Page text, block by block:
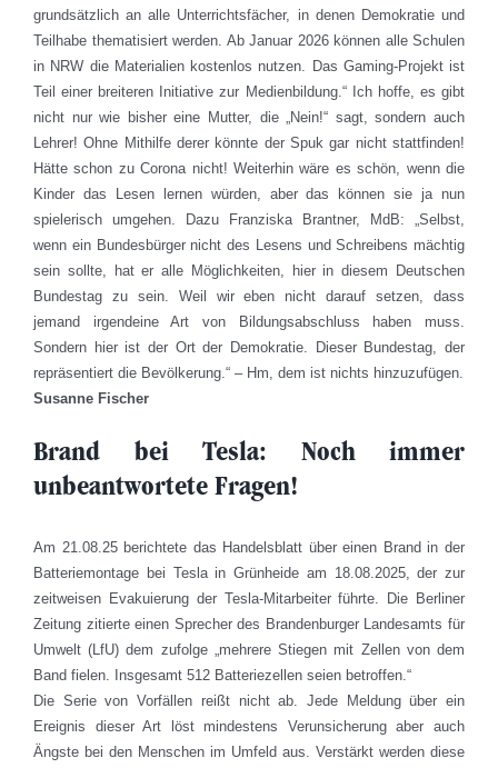
grundsätzlich an alle Unterrichtsfächer, in denen Demokratie und
Teilhabe thematisiert werden. Ab Januar 2026 können alle Schulen
in NRW die Materialien kostenlos nutzen. Das Gaming-Projekt ist
Teil einer breiteren Initiative zur Medienbildung.“ Ich hoffe, es gibt
nicht nur wie bisher eine Mutter, die „Nein!“ sagt, sondern auch
Lehrer! Ohne Mithilfe derer könnte der Spuk gar nicht stattfinden!
Hätte schon zu Corona nicht! Weiterhin wäre es schön, wenn die
Kinder das Lesen lernen würden, aber das können sie ja nun
spielerisch umgehen. Dazu Franziska Brantner, MdB: „Selbst,
wenn ein Bundesbürger nicht des Lesens und Schreibens mächtig
sein sollte, hat er alle Möglichkeiten, hier in diesem Deutschen
Bundestag zu sein. Weil wir eben nicht darauf setzen, dass
jemand irgendeine Art von Bildungsabschluss haben muss.
Sondern hier ist der Ort der Demokratie. Dieser Bundestag, der
repräsentiert die Bevölkerung.“ – Hm, dem ist nichts hinzuzufügen.
Susanne Fischer
Brand bei Tesla: Noch immer
unbeantwortete Fragen!
Am 21.08.25 berichtete das Handelsblatt über einen Brand in der
Batteriemontage bei Tesla in Grünheide am 18.08.2025, der zur
zeitweisen Evakuierung der Tesla-Mitarbeiter führte. Die Berliner
Zeitung zitierte einen Sprecher des Brandenburger Landesamts für
Umwelt (LfU) dem zufolge „mehrere Stiegen mit Zellen von dem
Band fielen. Insgesamt 512 Batteriezellen seien betroffen.“
Die Serie von Vorfällen reißt nicht ab. Jede Meldung über ein
Ereignis dieser Art löst mindestens Verunsicherung aber auch
Ängste bei den Menschen im Umfeld aus. Verstärkt werden diese